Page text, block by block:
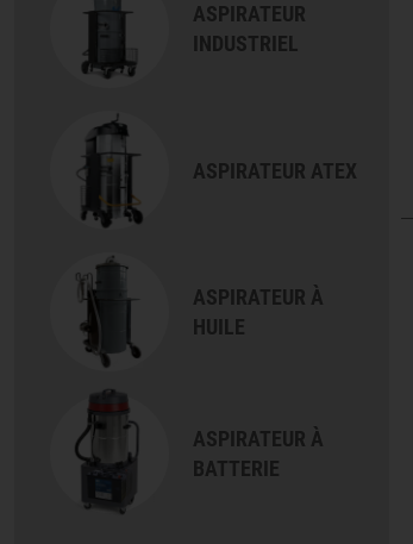
ASPIRATEUR
INDUSTRIEL
ASPIRATEUR ATEX
ASPIRATEUR À
HUILE
ASPIRATEUR À
BATTERIE